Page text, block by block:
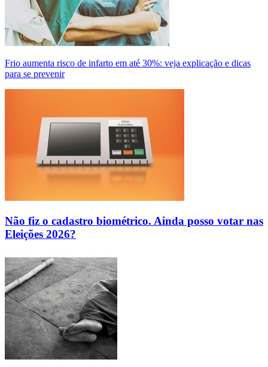
Frio aumenta risco de infarto em até 30%: veja explicação e dicas
para se prevenir
Não fiz o cadastro biométrico. Ainda posso votar nas
Eleições 2026?